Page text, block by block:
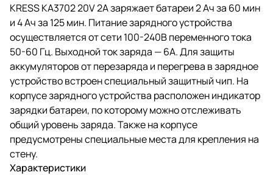
KRESS KA3702 20V 2A заряжает батареи 2 Ач за 60 мин
и 4 Ач за 125 мин. Питание зарядного устройства
осуществляется от сети 100-240В переменного тока
50-60 Гц. Выходной ток заряда — 6А. Для защиты
аккумуляторов от перезаряда и перегрева в зарядное
устройство встроен специальный защитный чип. На
корпусе зарядного устройства расположен индикатор
зарядки батареи, по которому можно отслеживать
общий уровень заряда. Также на корпусе
предусмотрены специальные места для крепления на
стену.
Характеристики